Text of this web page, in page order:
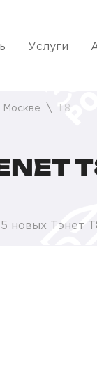
Услуги
Москве T8
новых Тэнет